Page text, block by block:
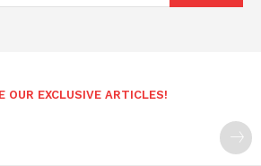
OUR EXCLUSIVE ARTICLES!